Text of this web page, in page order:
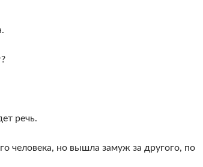
речь.
человека, но вышла замуж за другого, по